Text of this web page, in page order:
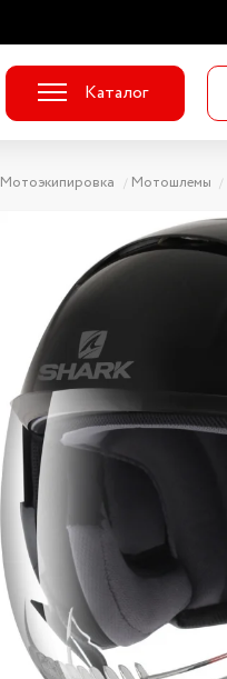
Каталог
Мотоэкипировка Мотошлемы